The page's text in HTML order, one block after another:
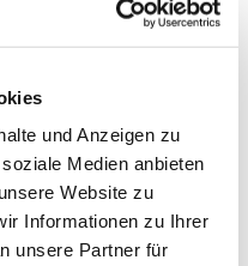
und Anzeigen zu
Medien anbieten
Website zu
Informationen zu Ihrer
unsere Partner für
Informationen
vereint
Technik und
für Männer mit
oder in der Freizeit
und